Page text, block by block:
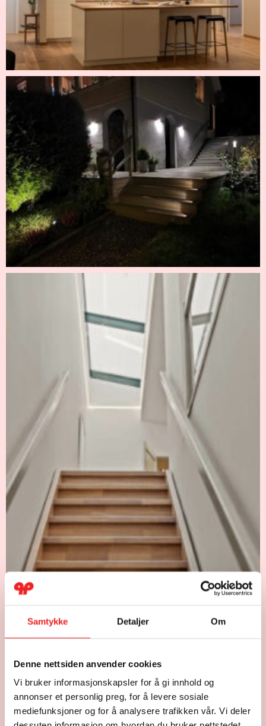
Samtykke Detaljer Om
Denne nettsiden anvender cookies
Vi bruker informasjonskapsler for å gi innhold og
annonser et personlig preg, for å levere sosiale
mediefunksjoner og for å analysere trafikken vår. Vi deler